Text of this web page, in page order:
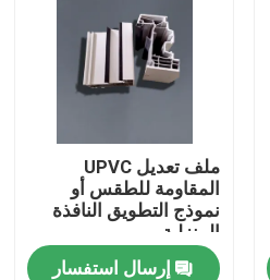
ملف تعديل UPVC
المقاومة للطقس أو
نموذج التطويق النافذة
المنزلية
إرسال استفسار